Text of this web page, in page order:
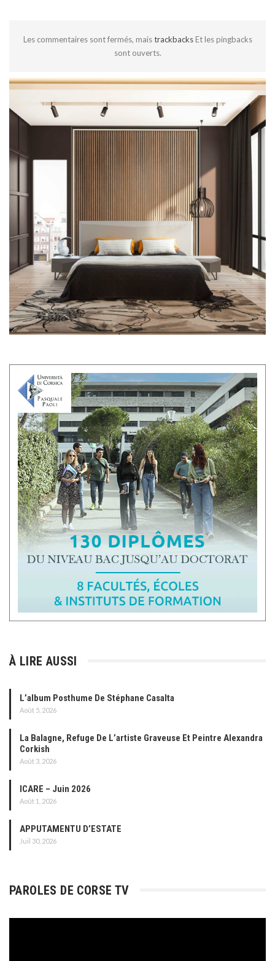
Les commentaires sont fermés, maistrackbacks Et les pingbacks
sont ouverts.
À LIRE AUSSI
L’album Posthume De Stéphane Casalta
Août 5, 2026
La Balagne, Refuge De L’artiste Graveuse Et Peintre Alexandra
Corkish
Août 3, 2026
ICARE – Juin 2026
Août 1, 2026
APPUTAMENTU D’ESTATE
Juil 30, 2026
PAROLES DE CORSE TV